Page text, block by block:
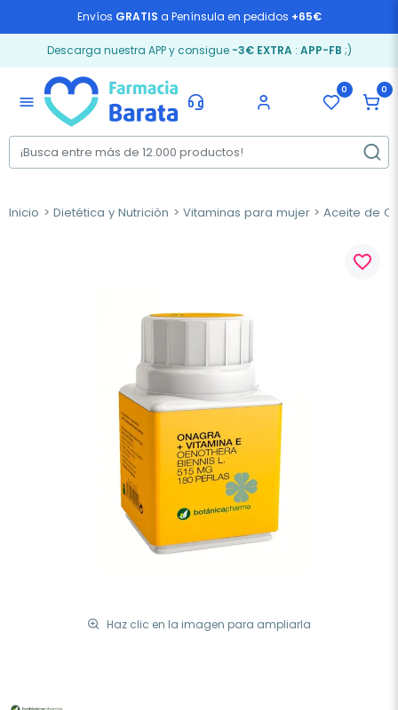
Envíos GRATIS a Península en pedidos +65€
Descarga nuestra APP y consigue -3€ EXTRA: APP-FB ;)
menu
0 0
Inicio Dietética y Nutrición Vitaminas para mujer Aceite de
Haz clic en la imagen para ampliarla
favorite_border